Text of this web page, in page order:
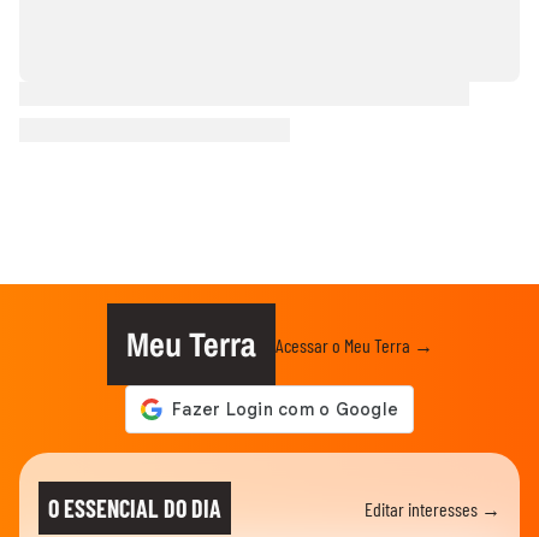
Meu Terra Acessar o Meu Terra →
O ESSENCIAL DO DIA Editar interesses →